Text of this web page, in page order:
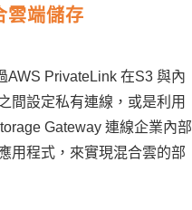
雲端儲存
AWS PrivateLink 在S3 與內
間設定私有連線，或是利用
Gateway 連線企業內部
用程式，來實現混合雲的部